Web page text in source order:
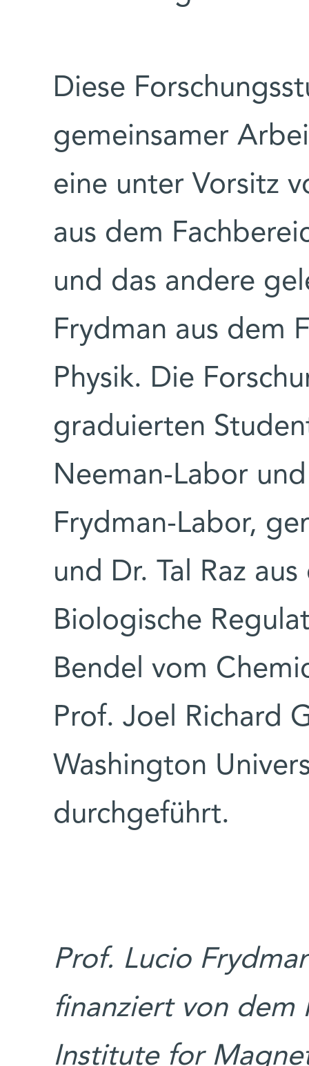
Diese
gemeinsamer
eine unter Vorsitz
aus dem
und das andere
Frydman aus dem
Physik. Die
graduierten
Neeman-Labor
Frydman-Labor,
und Dr. Tal Raz
Biologische
Bendel vom
Prof. Joel Richard
Washington
durchgeführt.
Prof. Lucio
finanziert von dem
Institute for